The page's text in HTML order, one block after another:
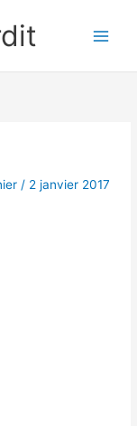
/ 2 janvier 2017